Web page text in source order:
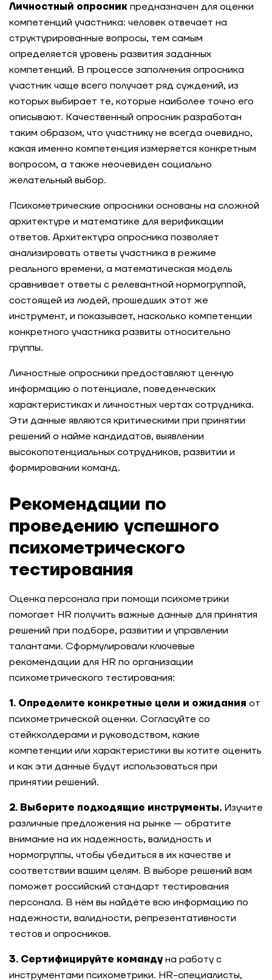
Личностный опросник предназначен для оценки
компетенций участника: человек отвечает на
структурированные вопросы, тем самым
определяется уровень развития заданных
компетенций. В процессе заполнения опросника
участник чаще всего получает ряд суждений, из
которых выбирает те, которые наиболее точно его
описывают. Качественный опросник разработан
таким образом, что участнику не всегда очевидно,
какая именно компетенция измеряется конкретным
вопросом, а также неочевиден социально
желательный выбор.
Психометрические опросники основаны на сложной
архитектуре и математике для верификации
ответов. Архитектура опросника позволяет
анализировать ответы участника в режиме
реального времени, а математическая модель
сравнивает ответы с релевантной нормогруппой,
состоящей из людей, прошедших этот же
инструмент, и показывает, насколько компетенции
конкретного участника развиты относительно
группы.
Личностные опросники предоставляют ценную
информацию о потенциале, поведенческих
характеристиках и личностных чертах сотрудника.
Эти данные являются критическими при принятии
решений о найме кандидатов, выявлении
высокопотенциальных сотрудников, развитии и
формировании команд.
Рекомендации по
проведению успешного
психометрического
тестирования
Оценка персонала при помощи психометрики
помогает HR получить важные данные для принятия
решений при подборе, развитии и управлении
талантами. Сформулировали ключевые
рекомендации для HR по организации
психометрического тестирования:
1. Определите конкретные цели и ожидания от
психометрической оценки. Согласуйте со
стейкхолдерами и руководством, какие
компетенции или характеристики вы хотите оценить
и как эти данные будут использоваться при
принятии решений.
2. Выберите подходящие инструменты. Изучите
различные предложения на рынке — обратите
внимание на их надежность, валидность и
нормогруппы, чтобы убедиться в их качестве и
соответствии вашим целям. В выборе решений вам
поможет российский стандарт тестирования
персонала. В нём вы найдёте всю информацию по
надежности, валидности, репрезентативности
тестов и опросников.
3. Сертифицируйте командуна работу с
инструментами психометрики. HR-специалисты,